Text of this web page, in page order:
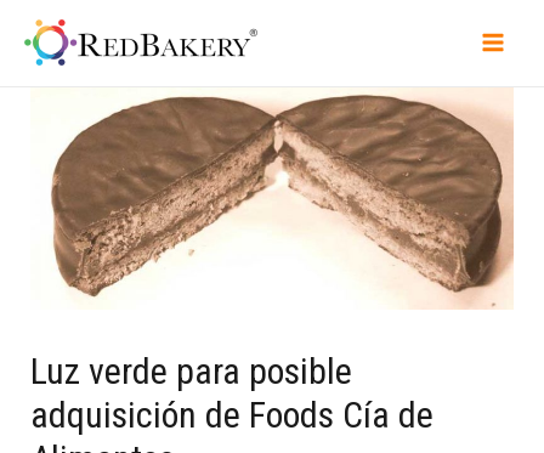
Luz verde para posible
adquisición de Foods Cía de